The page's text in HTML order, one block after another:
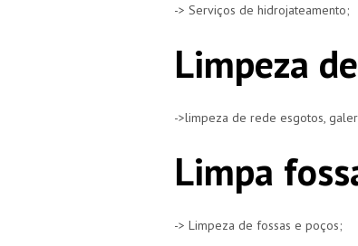
-> Serviços de hidrojateamento;
Limpeza
->limpeza de rede esgotos,
Limpa
-> Limpeza de fossas e poços;